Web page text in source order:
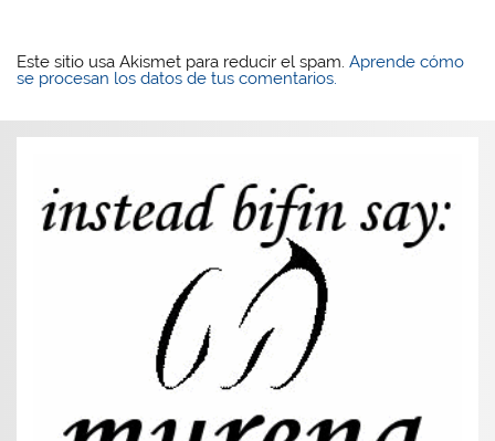
Este sitio usa Akismet para reducir el spam.Aprende cómo
se procesan los datos de tus comentarios.